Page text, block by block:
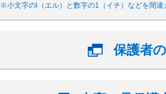
※小文字のl（エル）と数字の1（イチ）などを間
保護者